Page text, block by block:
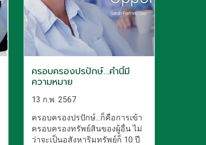
ครอบครองปรปักษ์...คำนี้มี
ความหมาย
13 ก.พ. 2567
ครอบครองปรปักษ์...ก็คือการเข้า
ครอบครองทรัพย์สินของผู้อื่น ไม่
ว่าจะเป็นอสังหาริมทรัพย์ก็ 10 ปี